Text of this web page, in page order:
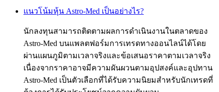
แนวโน้มหุ้น Astro-Med เป็นอย่างไร?
นักลงทุนสามารถติดตามผลการดำเนินงานในตลาดของ
Astro-Med บนแพลตฟอร์มการเทรดทางออนไลน์ได้โดย
ผ่านแผนภูมิตามเวลาจริงและข้อเสนอราคาตามเวลาจริง
เนื่องจากราคาอาจมีความผันผวนตามอุปสงค์และอุปทาน
Astro-Med เป็นตัวเลือกที่ได้รับความนิยมสำหรับนักเทรดที่